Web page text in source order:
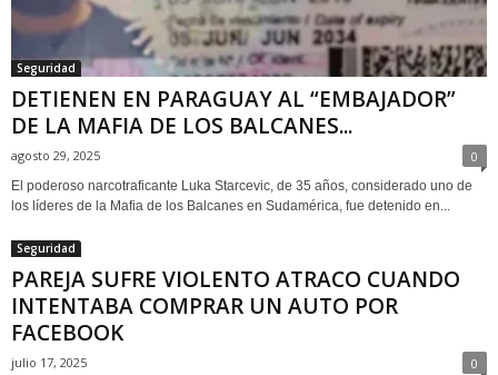
Seguridad
DETIENEN EN PARAGUAY AL “EMBAJADOR”
DE LA MAFIA DE LOS BALCANES...
agosto 29, 2025 0
El poderoso narcotraficante Luka Starcevic, de 35 años, considerado uno de
los líderes de la Mafia de los Balcanes en Sudamérica, fue detenido en...
Seguridad
PAREJA SUFRE VIOLENTO ATRACO CUANDO
INTENTABA COMPRAR UN AUTO POR
FACEBOOK
julio 17, 2025 0